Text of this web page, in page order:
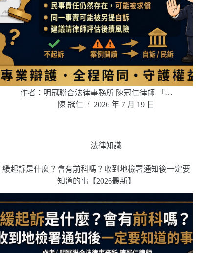
作者：明冠聯合法律事務所 陳冠仁律師 「…
陳 冠仁
2026 年 7 月 19 日
法律知識
緩起訴是什麼？會有前科嗎？收到地檢署通知後一定要
知道的事【2026最新】